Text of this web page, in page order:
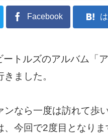
Facebook
トルズのアルバム「
ました。
ンなら一度は訪れて歩
、今回で2度目となりま